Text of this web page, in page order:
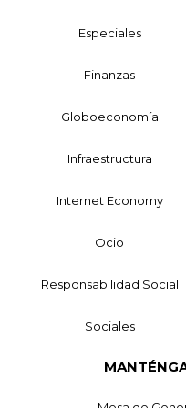
Especiales
Finanzas
Globoeconomía
Infraestructura
Internet Economy
Ocio
Responsabilidad Social
Sociales